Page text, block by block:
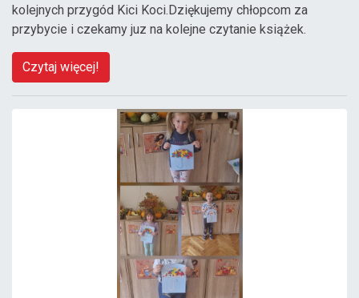
kolejnych przygód Kici Koci.Dziękujemy chłopcom za
przybycie i czekamy juz na kolejne czytanie książek.
Czytaj więcej!